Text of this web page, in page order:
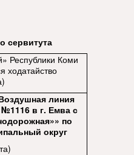
сервитута
Республики Коми
ходатайство
линия
в г. Емва с
по
округ